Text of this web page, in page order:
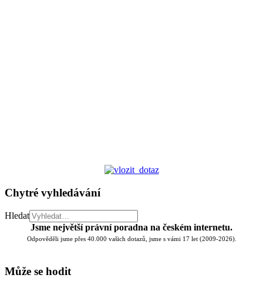
Chytré vyhledávání
Hledat
Jsme největší právní poradna na českém internetu.
Odpověděli jsme přes 40.000 vašich dotazů, jsme s vámi 17 let (2009-2026).
Může se hodit